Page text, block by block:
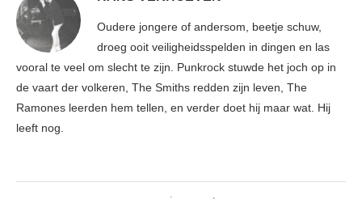
Oudere jongere of andersom, beetje schuw,
droeg ooit veiligheidsspelden in dingen en las
vooral te veel om slecht te zijn. Punkrock stuwde het joch op in
de vaart der volkeren, The Smiths redden zijn leven, The
Ramones leerden hem tellen, en verder doet hij maar wat. Hij
leeft nog.